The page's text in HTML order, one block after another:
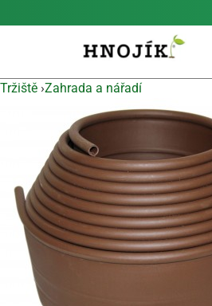
Tržiště ›Zahrada a nářadí